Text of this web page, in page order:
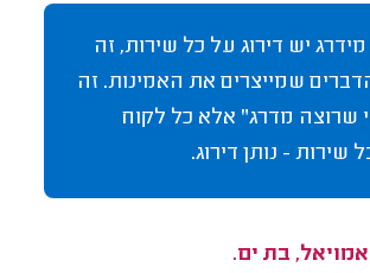
יש דירוג על כל שירות, זה
שמייצרים את האמינות. זה
שרוצה מדרג" אלא כל לקוח
שירות - נותן דירוג.
אמויאל, בת ים.